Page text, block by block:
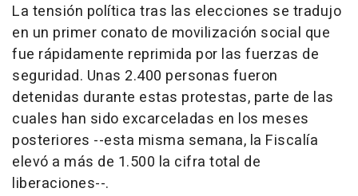
La tensión política tras las elecciones se tradujo
en un primer conato de movilización social que
fue rápidamente reprimida por las fuerzas de
seguridad. Unas 2.400 personas fueron
detenidas durante estas protestas, parte de las
cuales han sido excarceladas en los meses
posteriores --esta misma semana, la Fiscalía
elevó a más de 1.500 la cifra total de
liberaciones--.